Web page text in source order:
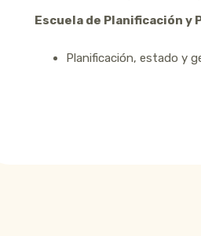
Escuela de Planificación y
Planificación, estado y